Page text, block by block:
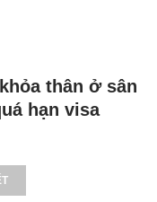
thân ở sân
hạn visa